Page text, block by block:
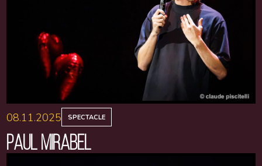
08.11.2025 SPECTACLE
PAUL MIRABEL